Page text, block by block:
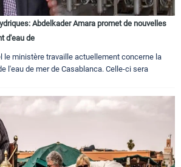
Abdelkader Amara promet de nouvelles
d'eau de
le ministère travaille actuellement concerne la
l'eau de mer de Casablanca. Celle-ci sera